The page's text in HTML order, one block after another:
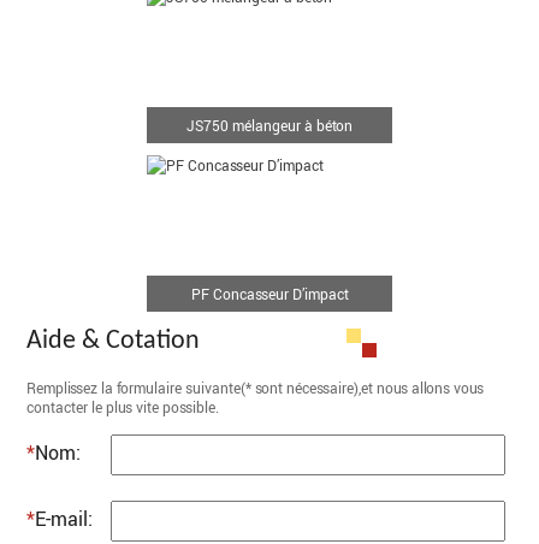
JS750 mélangeur à béton
PF Concasseur D’impact
Aide & Cotation
Remplissez la formulaire suivante(* sont nécessaire),et nous allons vous
contacter le plus vite possible.
*Nom:
*E-mail: